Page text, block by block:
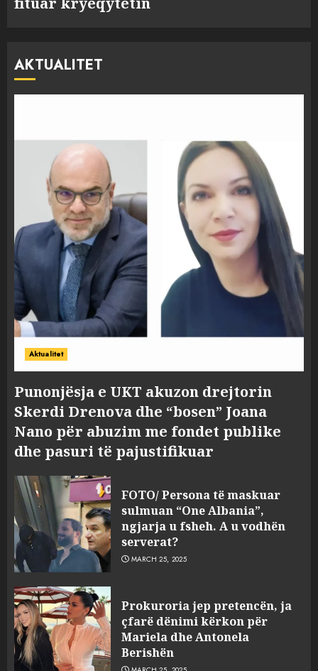
AKTUALITET
Aktualitet
Punonjësja e UKT akuzon drejtorin
Skerdi Drenova dhe “bosen” Joana
Nano për abuzim me fondet publike
dhe pasuri të pajustifikuar
FOTO/ Persona të maskuar
sulmuan “One Albania”,
ngjarja u fsheh. A u vodhën
serverat?
MARCH 25, 2025
Prokuroria jep pretencën, ja
çfarë dënimi kërkon për
Mariela dhe Antonela
Berishën